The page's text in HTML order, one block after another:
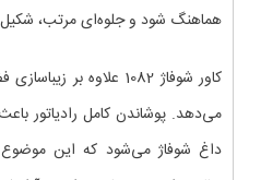
هماهنگ شود و جلوه‌ای مرتب،
کاور شوفاژ 1082 علاوه
می‌دهد. پوشاندن کامل رادیاتور
داغ شوفاژ می‌شود که این موضوع